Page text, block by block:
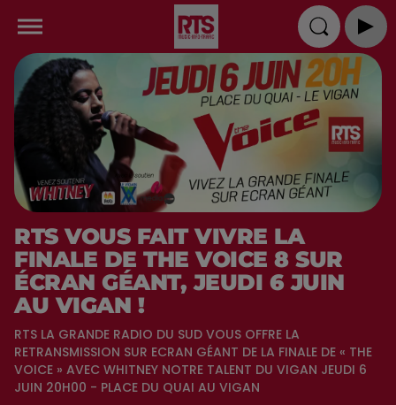
RTS VOUS FAIT VIVRE LA
FINALE DE THE VOICE 8 SUR
ÉCRAN GÉANT, JEUDI 6 JUIN
AU VIGAN !
RTS LA GRANDE RADIO DU SUD VOUS OFFRE LA
RETRANSMISSION SUR ECRAN GÉANT DE LA FINALE DE « THE
VOICE » AVEC WHITNEY NOTRE TALENT DU VIGAN JEUDI 6
JUIN 20H00 - PLACE DU QUAI AU VIGAN